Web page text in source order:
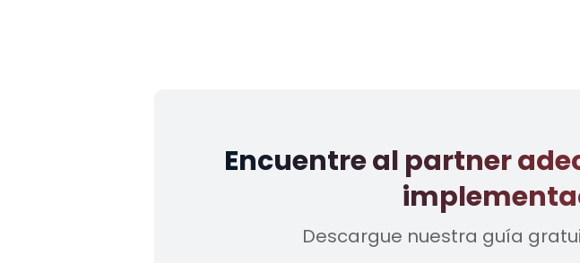
Encuentre al partner
Descargue nuestra guía